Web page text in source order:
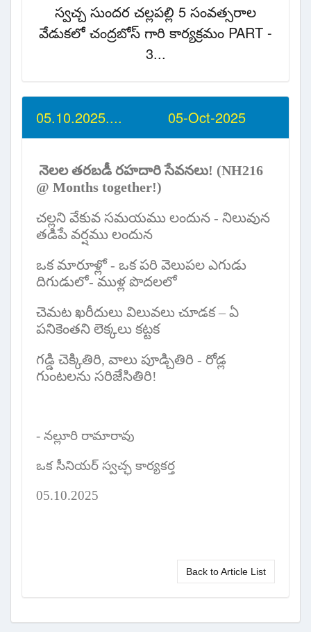
స్వచ్చ సుందర చల్లపల్లి 5 సంవత్సరాల
వేడుకలో చంద్రబోస్ గారి కార్యక్రమం PART -
3...
05.10.2025.... 05-Oct-2025
నెలల తరబడీ రహదారి సేవనలు! (NH216
@ Months together!)
చల్లని వేకువ సమయము లందున - నిలువున
తడిపే వర్షము లందున
ఒక మారూళ్లో - ఒక పరి వెలుపల ఎగుడు
దిగుడులో- ముళ్ల పొదలలో
చెమట ఖరీదులు విలువలు చూడక – ఏ
పనికెంతని లెక్కలు కట్టక
గడ్డి చెక్కితిరి, వాలు పూడ్చితిరి - రోడ్ల
గుంటలను సరిజేసితిరి!
- నల్లూరి రామారావు
ఒక సీనియర్ స్వచ్ఛ కార్యకర్త
05.10.2025
Back to Article List